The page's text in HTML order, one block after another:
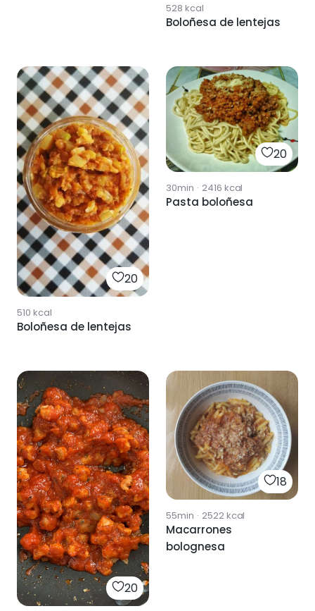
528 kcal
Boloñesa de lentejas
20
510 kcal
Boloñesa de lentejas
20
30min · 2416 kcal
Pasta boloñesa
20
18
55min · 2522kcal
Macarrones
bolognesa